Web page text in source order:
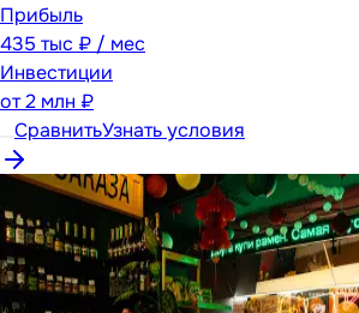
Прибыль
435 тыс ₽ / мес
Инвестиции
от2 млн ₽
СравнитьУзнать условия